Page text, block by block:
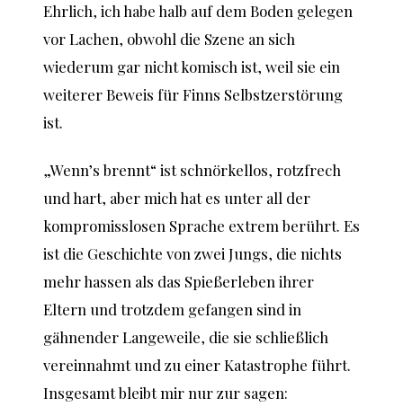
Ehrlich, ich habe halb auf dem Boden gelegen
vor Lachen, obwohl die Szene an sich
wiederum gar nicht komisch ist, weil sie ein
weiterer Beweis für Finns Selbstzerstörung
ist.
„Wenn’s brennt“ ist schnörkellos, rotzfrech
und hart, aber mich hat es unter all der
kompromisslosen Sprache extrem berührt. Es
ist die Geschichte von zwei Jungs, die nichts
mehr hassen als das Spießerleben ihrer
Eltern und trotzdem gefangen sind in
gähnender Langeweile, die sie schließlich
vereinnahmt und zu einer Katastrophe führt.
Insgesamt bleibt mir nur zur sagen: